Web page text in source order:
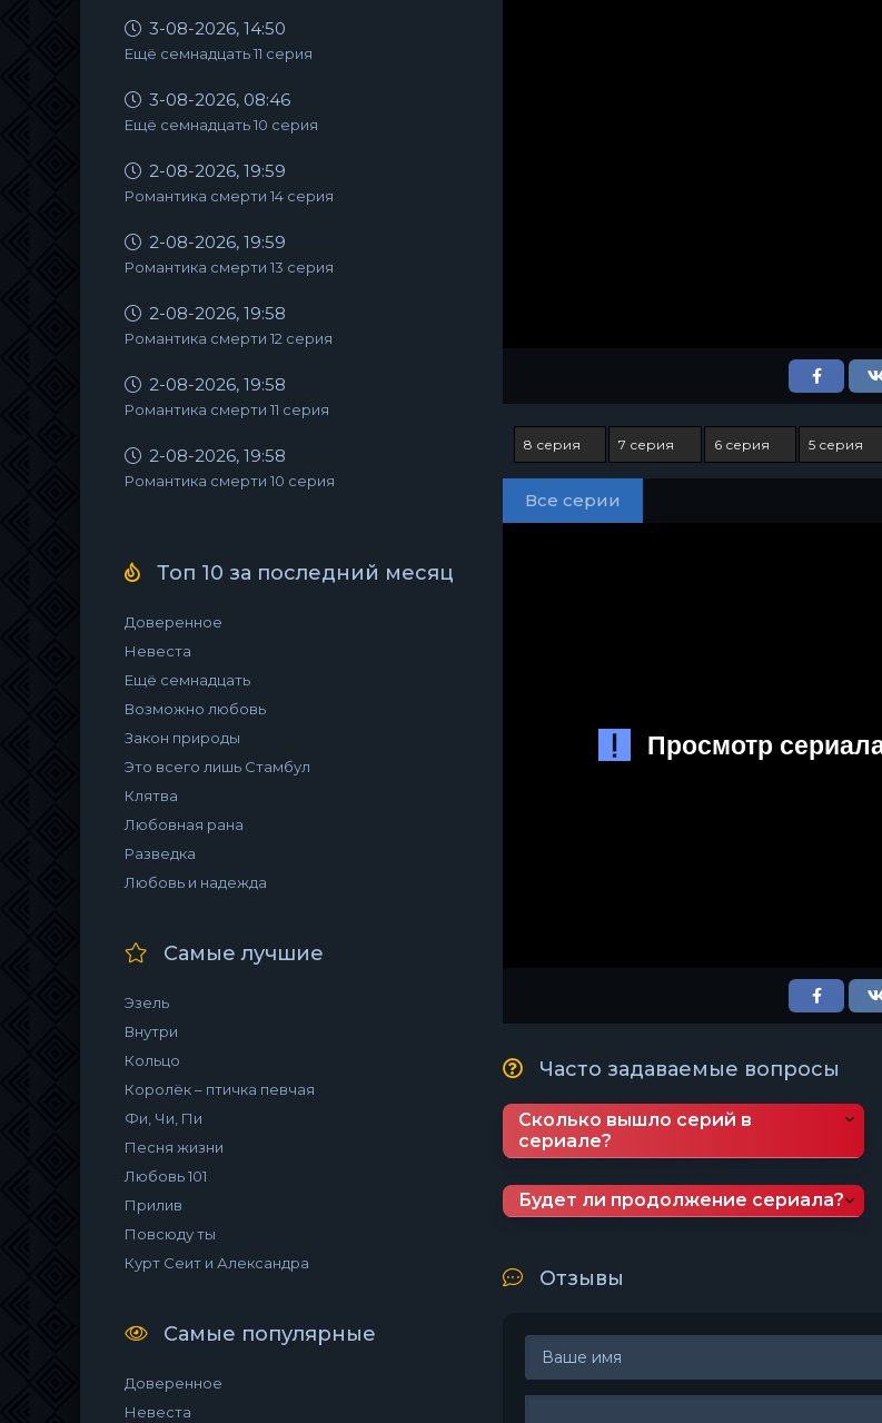
3-08-2026, 14:50
Ещё семнадцать 11 серия
3-08-2026, 08:46
Ещё семнадцать 10 серия
2-08-2026, 19:59
Романтика смерти 14 серия
2-08-2026, 19:59
Романтика смерти 13 серия
2-08-2026, 19:58
Романтика смерти 12 серия
2-08-2026, 19:58
Романтика смерти 11 серия
2-08-2026, 19:58
Романтика смерти 10 серия
Топ 10 за последний месяц
Доверенное
Невеста
Ещё семнадцать
Возможно любовь
Закон природы
Это всего лишь Стамбул
Клятва
Любовная рана
Разведка
Любовь и надежда
Самые лучшие
Эзель
Внутри
Кольцо
Королёк – птичка певчая
Фи, Чи, Пи
Песня жизни
Любовь 101
Прилив
Повсюду ты
Курт Сеит и Александра
Самые популярные
Доверенное
Невеста
8 серия 7 серия 6 серия 5 серия
Все серии
Часто задаваемые вопросы
Сколько вышло серий в
сериале?
Будет ли продолжение сериала?
Отзывы